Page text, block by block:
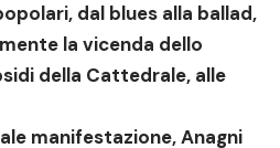
dal blues alla ballad,
la vicenda dello
della Cattedrale, alle
manifestazione, Anagni